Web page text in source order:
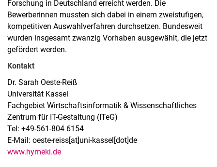
Forschung in Deutschland erreicht werden. Die
Bewerberinnen mussten sich dabei in einem zweistufigen,
kompetitiven Auswahlverfahren durchsetzen. Bundesweit
wurden insgesamt zwanzig Vorhaben ausgewählt, die jetzt
gefördert werden.
Kontakt
Dr. Sarah Oeste-Reiß
Universität Kassel
Fachgebiet Wirtschaftsinformatik & Wissenschaftliches
Zentrum für IT-Gestaltung (ITeG)
Tel: +49-561-804 6154
E-Mail: oeste-reiss[at]uni-kassel[dot]de
www.hymeki.de